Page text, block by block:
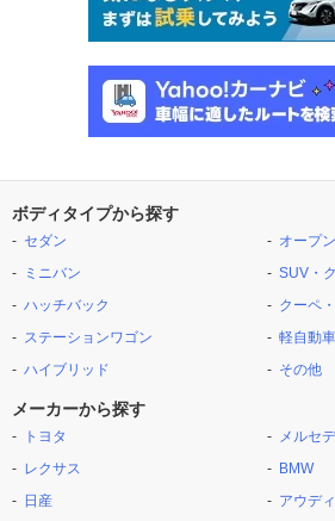
ボディタイプから探す
セダン
ミニバン
ハッチバック
ステーションワゴン
ハイブリッド
オープ
SUV・
クーペ
軽自動車
その他
メーカーから探す
トヨタ
レクサス
日産
メルセ
BMW
アウディ